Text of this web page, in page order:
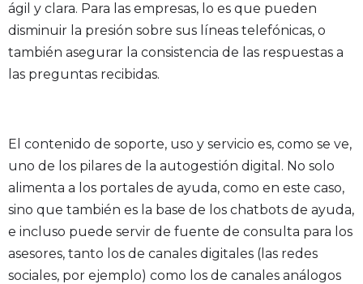
ágil y clara. Para las empresas, lo es que pueden
disminuir la presión sobre sus líneas telefónicas, o
también asegurar la consistencia de las respuestas a
las preguntas recibidas.
El contenido de soporte, uso y servicio es, como se ve,
uno de los pilares de la autogestión digital. No solo
alimenta a los portales de ayuda, como en este caso,
sino que también es la base de los chatbots de ayuda,
e incluso puede servir de fuente de consulta para los
asesores, tanto los de canales digitales (las redes
sociales, por ejemplo) como los de canales análogos